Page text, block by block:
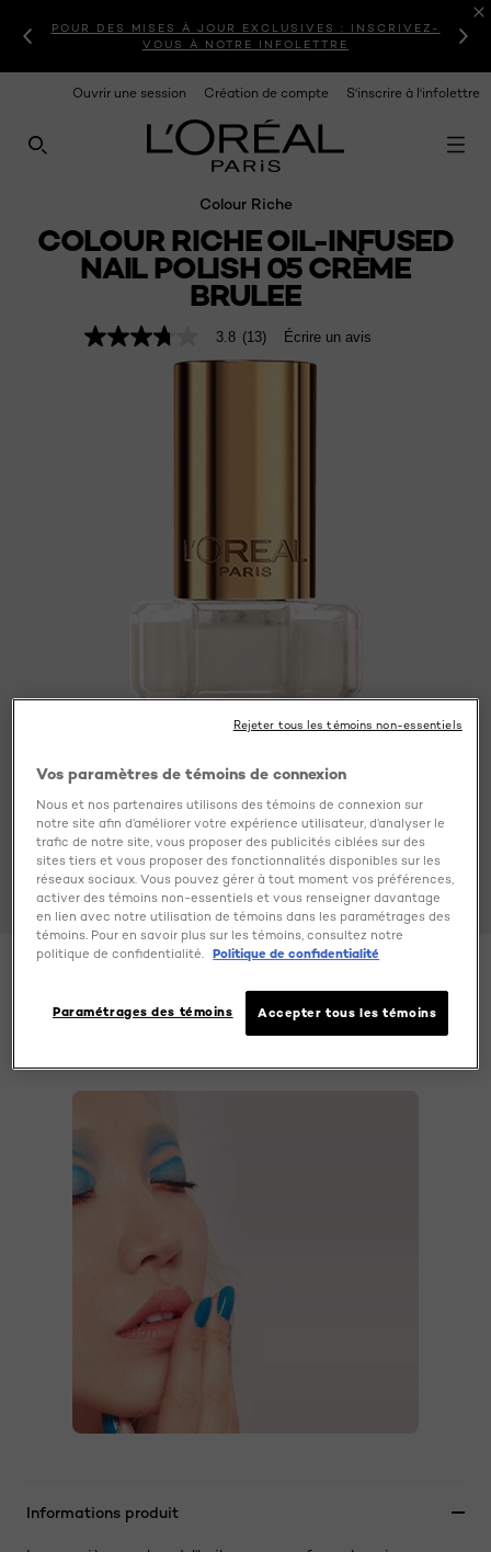
POUR DES MISES À JOUR EXCLUSIVES : INSCRIVEZ-
VOUS À NOTRE INFOLETTRE
Ouvrir une session Création de compte S'inscrire à l'infolettre
RECHERCHE CE SITE
Colour Riche
COLOUR RICHE OIL-INFUSED
NAIL POLISH 05 CRÈME
BRULEE
3.8
3.8 (13) Écrire un avis
Informations produit
Vos paramètres de témoins de connexion
Nous et nos partenaires utilisons des témoins de connexion sur
notre site afin d’améliorer votre expérience utilisateur, d’analyser le
trafic de notre site, vous proposer des publicités ciblées sur des
sites tiers et vous proposer des fonctionnalités disponibles sur les
réseaux sociaux. Vous pouvez gérer à tout moment vos préférences,
activer des témoins non-essentiels et vous renseigner davantage
en lien avec notre utilisation de témoins dans les paramétrages des
témoins. Pour en savoir plus sur les témoins, consultez notre
politique de confidentialité. Politique de confidentialité
Accepter tous les témoins
Paramétrages des témoins
Rejeter tous les témoins non-essentiels